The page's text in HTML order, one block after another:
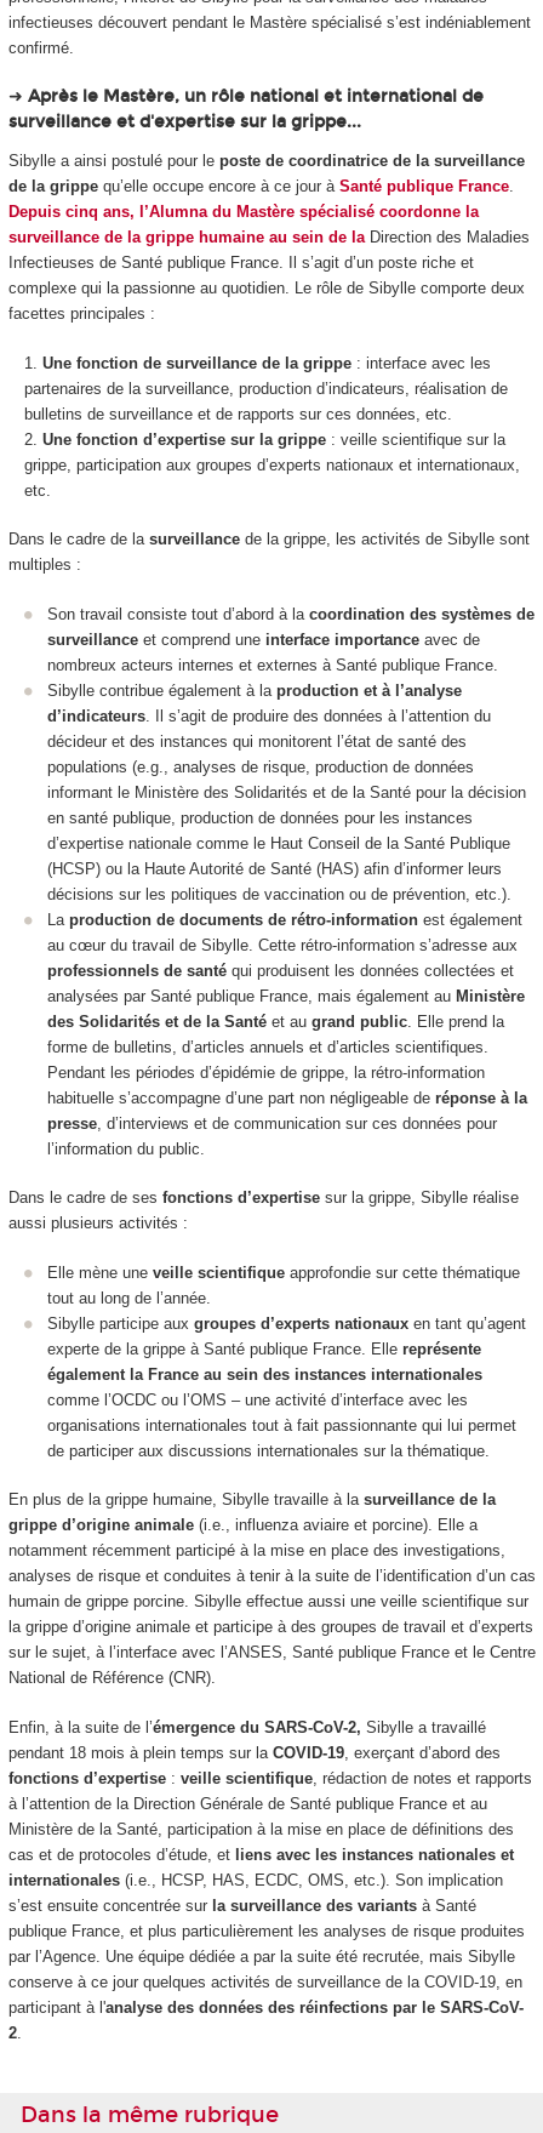
infectieuses découvert pendant le Mastère spécialisé s’est indéniablement
confirmé.
➜ Après le Mastère, un rôle national et international de
surveillance et d'expertise sur la grippe...
Sibylle a ainsi postulé pour le poste de coordinatrice de la surveillance
de la grippequ’elle occupe encore à ce jour à Santé publique France.
Depuis cinq ans, l’Alumna du Mastère spécialisé coordonne la
surveillance de la grippe humaine au sein de la Direction des Maladies
Infectieuses de Santé publique France. Il s’agit d’un poste riche et
complexe qui la passionne au quotidien. Le rôle de Sibylle comporte deux
facettes principales :
Une fonction de surveillance de la grippe: interface avec les
partenaires de la surveillance, production d’indicateurs, réalisation de
bulletins de surveillance et de rapports sur ces données, etc.
Une fonction d’expertise sur la grippe: veille scientifique sur la
grippe, participation aux groupes d’experts nationaux et internationaux,
etc.
Dans le cadre de la surveillancede la grippe, les activités de Sibylle sont
multiples :
Son travail consiste tout d’abord à la coordination des systèmes de
surveillance et comprend une interface importance avec de
nombreux acteurs internes et externes à Santé publique France.
Sibylle contribue également à la production et à l’analyse
d’indicateurs . Il s’agit de produire des données à l’attention du
décideur et des instances qui monitorent l’état de santé des
populations (e.g., analyses de risque, production de données
informant le Ministère des Solidarités et de la Santé pour la décision
en santé publique, production de données pour les instances
d’expertise nationale comme le Haut Conseil de la Santé Publique
(HCSP) ou la Haute Autorité de Santé (HAS) afin d’informer leurs
décisions sur les politiques de vaccination ou de prévention, etc.).
La production de documents de rétro-information est également
au cœur du travail de Sibylle. Cette rétro-information s’adresse aux
professionnels de santé qui produisent les données collectées et
analysées par Santé publique France, mais également au Ministère
des Solidarités et de la Santé et au grand public . Elle prend la
forme de bulletins, d’articles annuels et d’articles scientifiques.
Pendant les périodes d’épidémie de grippe, la rétro-information
habituelle s’accompagne d’une part non négligeable de réponse à la
presse , d’interviews et de communication sur ces données pour
l’information du public.
Dans le cadre de ses fonctions d’expertisesur la grippe, Sibylle réalise
aussi plusieurs activités :
Elle mène une veille scientifique approfondie sur cette thématique
tout au long de l’année.
Sibylle participe aux groupes d’experts nationaux en tant qu’agent
experte de la grippe à Santé publique France. Elle représente
également la France au sein des instances internationales
comme l’OCDC ou l’OMS – une activité d’interface avec les
organisations internationales tout à fait passionnante qui lui permet
de participer aux discussions internationales sur la thématique.
En plus de la grippe humaine, Sibylle travaille à la surveillance de la
grippe d’origine animale (i.e., influenza aviaire et porcine). Elle a
notamment récemment participé à la mise en place des investigations,
analyses de risque et conduites à tenir à la suite de l’identification d’un cas
humain de grippe porcine. Sibylle effectue aussi une veille scientifique sur
la grippe d’origine animale et participe à des groupes de travail et d’experts
sur le sujet, à l’interface avec l’ANSES, Santé publique France et le Centre
National de Référence (CNR).
Enfin, à la suite de l’émergence du SARS-CoV-2, Sibylle a travaillé
pendant 18 mois à plein temps sur la COVID-19, exerçant d’abord des
fonctions d’expertise: veille scientifique, rédaction de notes et rapports
à l’attention de la Direction Générale de Santé publique France et au
Ministère de la Santé, participation à la mise en place de définitions des
cas et de protocoles d’étude, et liens avec les instances nationales et
internationales(i.e., HCSP, HAS, ECDC, OMS, etc.). Son implication
s’est ensuite concentrée sur la surveillance des variantsà Santé
publique France, et plus particulièrement les analyses de risque produites
par l’Agence. Une équipe dédiée a par la suite été recrutée, mais Sibylle
conserve à ce jour quelques activités de surveillance de la COVID-19, en
participant à l'analyse des données des réinfections par le SARS-CoV-
2.
Dans la même rubrique